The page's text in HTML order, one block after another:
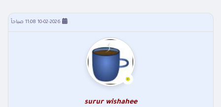
10-02-2026 11:08 صباحاً
surur wishahee